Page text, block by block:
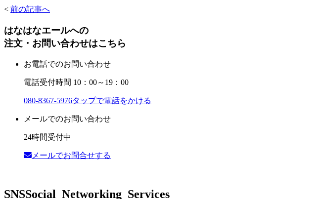
< 前の記事へ
はなはなエールへの
注文・お問い合わせはこちら
お電話でのお問い合わせ
電話受付時間 10：00～19：00
080-8367-5976タップで電話をかける
メールでのお問い合わせ
24時間受付中
メールでお問合せする
SNSSocial_Networking_Services